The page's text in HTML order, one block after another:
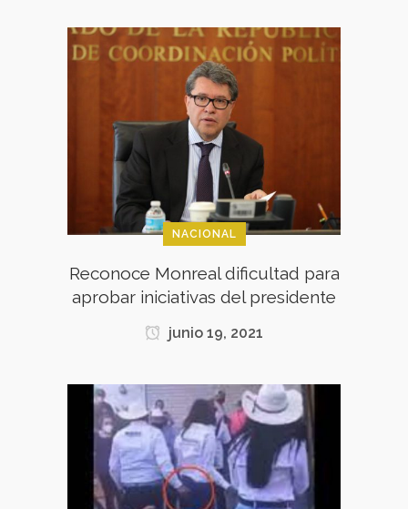
NACIONAL
Reconoce Monreal dificultad para
aprobar iniciativas del presidente
junio 19, 2021